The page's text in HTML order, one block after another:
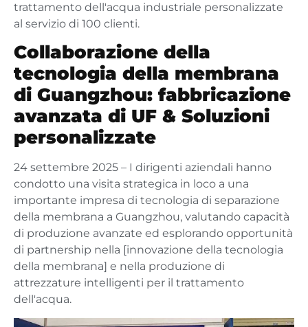
trattamento dell'acqua industriale personalizzate
al servizio di 100 clienti.
Collaborazione della
tecnologia della membrana
di Guangzhou: fabbricazione
avanzata di UF & Soluzioni
personalizzate
24 settembre 2025 – I dirigenti aziendali hanno
condotto una visita strategica in loco a una
importante impresa di tecnologia di separazione
della membrana a Guangzhou, valutando capacità
di produzione avanzate ed esplorando opportunità
di partnership nella [innovazione della tecnologia
della membrana] e nella produzione di
attrezzature intelligenti per il trattamento
dell'acqua.